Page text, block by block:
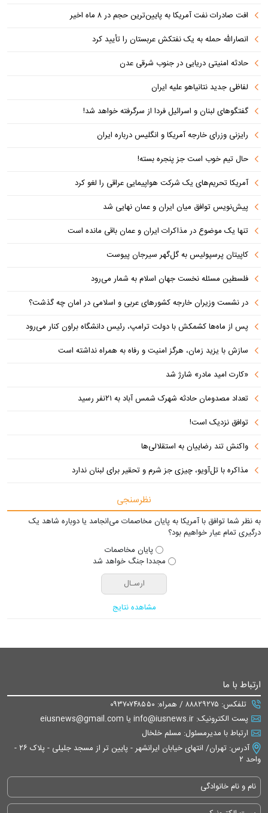
افت صادرات نفت آمریکا به پایین‌ترین حجم در ۸ ماه اخیر
انصارالله حمله به یک نفتکش عربستان را تأیید کرد
حادثه امنیتی دریایی در جنوب شرقی عدن
لفاظی جدید نتانیاهو علیه ایران
گفتگوهای لبنان و اسرائیل فردا از سرگرفته خواهد شد!
رایزنی وزرای خارجه آمریکا و انگلیس درباره ایران
حال تیم خوب است جز پنجره بسته!
آمریکا تحریم‌های یک شرکت هواپیمایی عراقی را لغو کرد
پیش‌نویس توافق میان ایران و عمان نهایی شد
تنها یک موضوع در مذاکرات ایران و عمان باقی مانده است
کاپیتان پرسپولیس به گل‌گهر سیرجان پیوست
فلسطین مسئله نخست جهان اسلام به شمار می‌رود
در نشست وزیران خارجه کشورهای عربی و اسلامی در امان چه گذشت؟
پس از ماه‌ها کشمکش با دولت ترامپ، رئیس دانشگاه براون کنار می‌رود
سازش با یزید زمان، هرگز امنیت و رفاه به همراه نداشته است
«کارت امید مادر» شارژ شد
تعداد مصدومان حادثه شهرک شمس آباد به ۲۱نفر رسید
توافق نزدیک است!
واکنش تند رضاییان به استقلالی‌ها
مذاکره با تل‌آویو، چیزی جز شرم و تحقیر برای لبنان ندارد
نظرسنجی
به نظر شما توافق با آمریکا به پایان مخاصمات می‌انجامد یا دوباره شاهد یک
درگیری تمام عیار خواهیم بود؟
پایان مخاصمات
مجددا جنگ خواهد شد
مشاهده نتایج
ارتباط با ما
تلفکس: ۸۸۸۲۹۲۷۵ / همراه: ۰۹۳۷۰۷۴۸۵۵۰
پست الکترونیک: info@iusnews.ir یا eiusnews@gmail.com
ارتباط با مدیرمسئول: مسلم خلخال
آدرس: تهران/ انتهای خیابان ایرانشهر - پایین تر از مسجد جلیلی - پلاک ۲۶ -
واحد ۲